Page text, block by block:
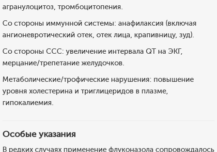
агранулоцитоз, тромбоцитопения.
Со стороны иммунной системы: анафилаксия (включая
ангионевротический отек, отек лица, крапивницу, зуд).
Со стороны ССС: увеличение интервала QT на ЭКГ,
мерцание/трепетание желудочков.
Метаболические/трофические нарушения: повышение
уровня холестерина и триглицеридов в плазме,
гипокалиемия.
Особые указания
В редких случаях применение флуконазола сопровождалось